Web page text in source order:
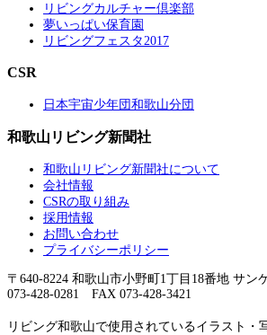
リビングカルチャー倶楽部
夢いっぱい保育園
リビングフェスタ2017
CSR
日本宇宙少年団和歌山分団
和歌山リビング新聞社
和歌山リビング新聞社について
会社情報
CSRの取り組み
採用情報
お問い合わせ
プライバシーポリシー
〒640-8224 和歌山市小野町1丁目18番地 サ
073-428-0281 FAX 073-428-3421
リビング和歌山で使用されているイラスト・